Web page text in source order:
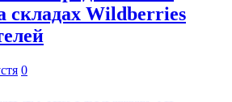
складах Wildberries
0